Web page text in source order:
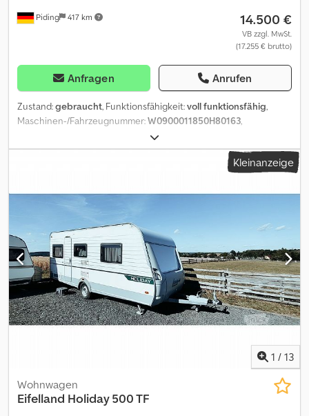
Piding 417 km 14.500 €
VB zzgl. MwSt.
(17.255 € brutto)
Anfragen Anrufen
Zustand:gebraucht, Funktionsfähigkeit:voll funktionsfähig,
Maschinen-/Fahrzeugnummer:W0900011850H80163,
, Gesamtgewicht:
Konfiguration:1 Achse, zulässige Achslast (Achse 1):1.800 kg,
04/2028,
2.800 mm, Farbe:Gelb, Anhängerbremse:Anhänger gebremst,
, Ausstattung:
Verkaufsanhänger mit großer Kühltheke, Kühlfächern unter der
Theke, Seitenscheiben und Vorzelt in Speziallackierung.
Erstzulassung: 23.01.2008. Hersteller: Eifelland-Hennerici. Typ:
Hemmis. zGM: 1.850 kg. HU: April 2028. Neue Reifen, neuer Boiler.
Wegen Aufgabe der Direktvermarktung mit Waage und
Verpackungsmaterial zu verkaufen. Dedpezl Dztsfx Adkeck
Kleinanzeige
1 / 13
Wohnwagen
Eifelland Holiday 500 TF